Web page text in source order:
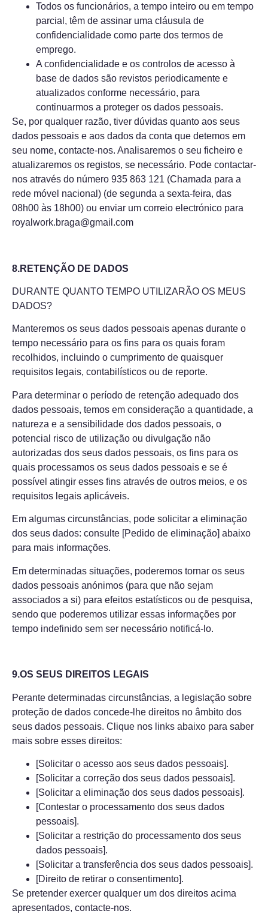
Todos os funcionários, a tempo inteiro ou em tempo
parcial, têm de assinar uma cláusula de
confidencialidade como parte dos termos de
emprego.
A confidencialidade e os controlos de acesso à
base de dados são revistos periodicamente e
atualizados conforme necessário, para
continuarmos a proteger os dados pessoais.
Se, por qualquer razão, tiver dúvidas quanto aos seus
dados pessoais e aos dados da conta que detemos em
seu nome, contacte-nos. Analisaremos o seu ficheiro e
atualizaremos os registos, se necessário. Pode contactar-
nos através do número 935 863 121 (Chamada para a
rede móvel nacional) (de segunda a sexta-feira, das
08h00 às 18h00) ou enviar um correio electrónico para
royalwork.braga@gmail.com
8.RETENÇÃO DE DADOS
DURANTE QUANTO TEMPO UTILIZARÃO OS MEUS
DADOS?
Manteremos os seus dados pessoais apenas durante o
tempo necessário para os fins para os quais foram
recolhidos, incluindo o cumprimento de quaisquer
requisitos legais, contabilísticos ou de reporte.
Para determinar o período de retenção adequado dos
dados pessoais, temos em consideração a quantidade, a
natureza e a sensibilidade dos dados pessoais, o
potencial risco de utilização ou divulgação não
autorizadas dos seus dados pessoais, os fins para os
quais processamos os seus dados pessoais e se é
possível atingir esses fins através de outros meios, e os
requisitos legais aplicáveis.
Em algumas circunstâncias, pode solicitar a eliminação
dos seus dados: consulte [Pedido de eliminação] abaixo
para mais informações.
Em determinadas situações, poderemos tornar os seus
dados pessoais anónimos (para que não sejam
associados a si) para efeitos estatísticos ou de pesquisa,
sendo que poderemos utilizar essas informações por
tempo indefinido sem ser necessário notificá-lo.
9.OS SEUS DIREITOS LEGAIS
Perante determinadas circunstâncias, a legislação sobre
proteção de dados concede-lhe direitos no âmbito dos
seus dados pessoais. Clique nos links abaixo para saber
mais sobre esses direitos:
[Solicitar o acesso aos seus dados pessoais].
[Solicitar a correção dos seus dados pessoais].
[Solicitar a eliminação dos seus dados pessoais].
[Contestar o processamento dos seus dados
pessoais].
[Solicitar a restrição do processamento dos seus
dados pessoais].
[Solicitar a transferência dos seus dados pessoais].
[Direito de retirar o consentimento].
Se pretender exercer qualquer um dos direitos acima
apresentados, contacte-nos.